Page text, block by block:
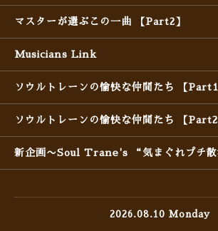
マスターが選ぶこの一曲 【Part2】
Musicians Link
ソウルトレーンの愉快な仲間たち 【Part1
ソウルトレーンの愉快な仲間たち 【Part2
新企画〜Soul Trane's “気まぐれプチ散
2026.08.10 Monday